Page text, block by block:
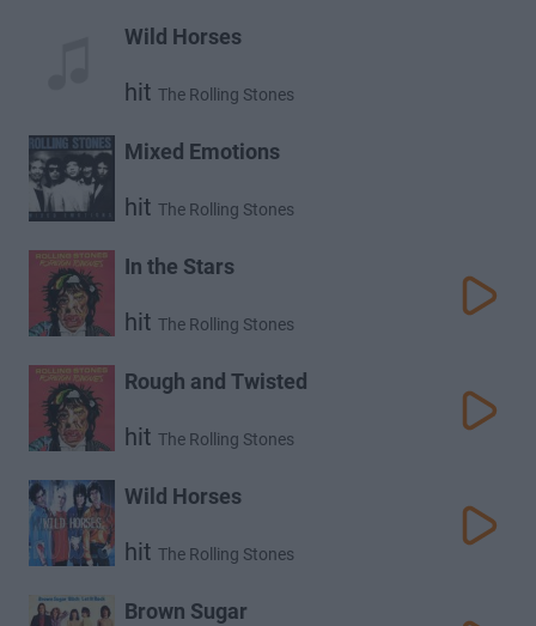
Wild Horses
hit The Rolling Stones
Mixed Emotions
hit The Rolling Stones
In the Stars
hit The Rolling Stones
Rough and Twisted
hit The Rolling Stones
Wild Horses
hit The Rolling Stones
Brown Sugar